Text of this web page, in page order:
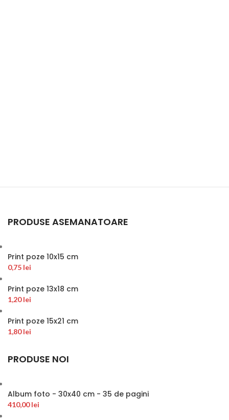
PRODUSE ASEMANATOARE
Print poze 10x15 cm
0,75 lei
Print poze 13x18 cm
1,20lei
Print poze 15x21 cm
1,80lei
PRODUSE NOI
Album foto - 30x40 cm - 35 de pagini
410,00lei